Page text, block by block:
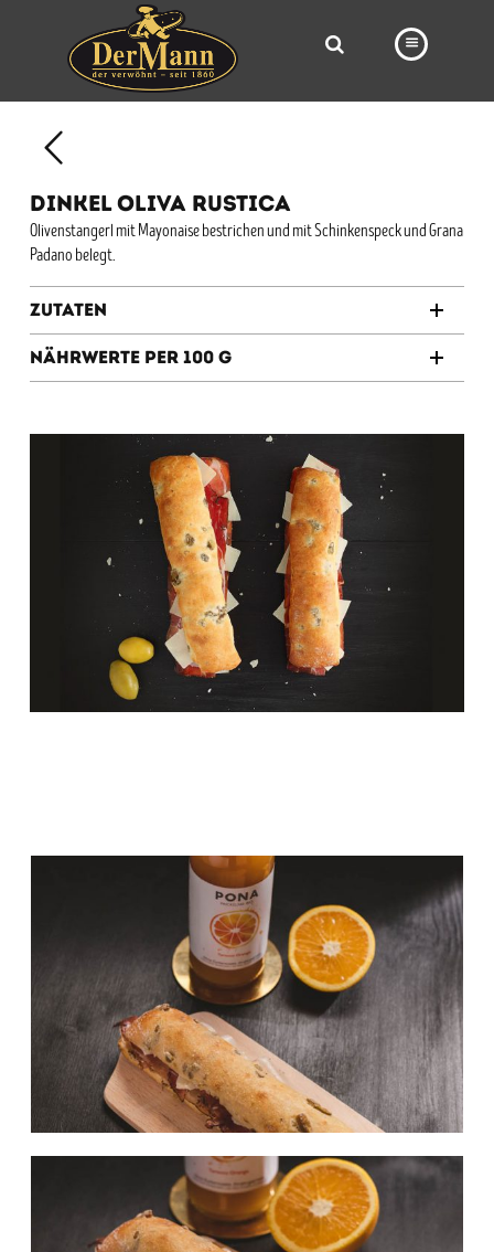
BÄCKEREI
NEWS
VIDEOS
DINKEL OLIVA RUSTICA
Olivenstangerl mit Mayonaise bestrichen und mit Schinkenspeck und Grana
Padano belegt.
Zutaten
Nährwerte per 100 g